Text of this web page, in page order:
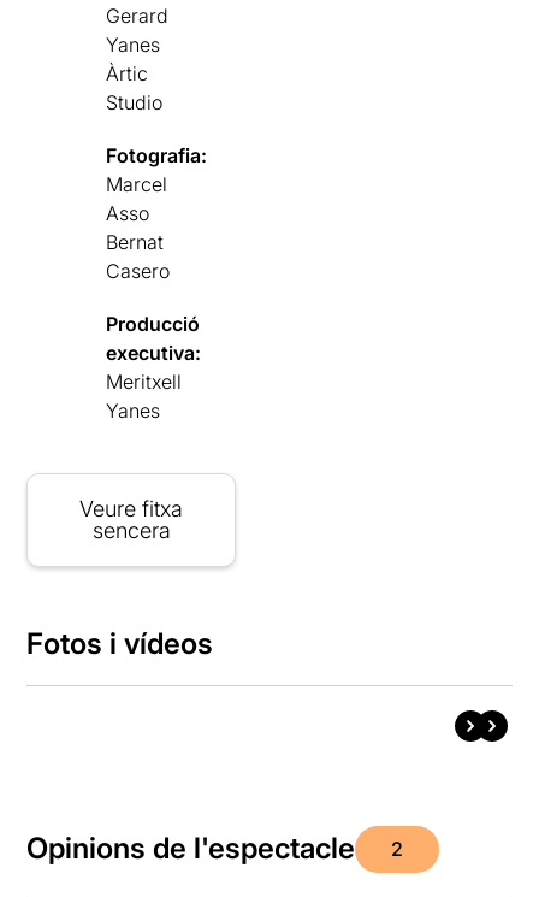
Gerard
Yanes
Àrtic
Studio
Fotografia:
Marcel
Asso
Bernat
Casero
Producció
executiva:
Meritxell
Yanes
Veure fitxa
sencera
Fotos i vídeos
Opinions de l'espectacle 2